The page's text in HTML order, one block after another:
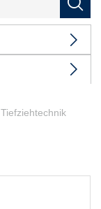
Tiefziehtechnik